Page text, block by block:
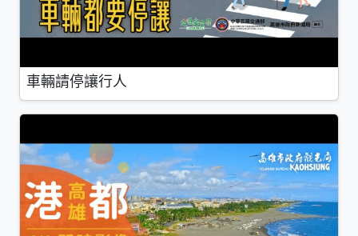
車輛請停讓行人